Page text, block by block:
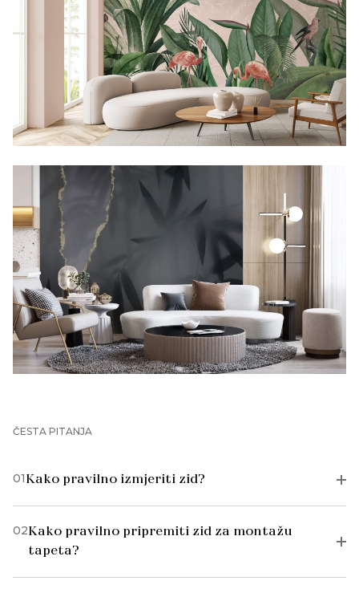
ČESTA PITANJA
01Kako pravilno izmjeriti zid?
02Kako pravilno pripremiti zid za montažu
tapeta?